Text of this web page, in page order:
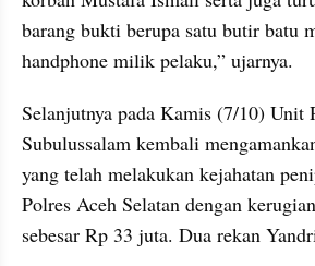
barang bukti berupa satu butir batu
handphone milik pelaku,” ujarnya.
Selanjutnya pada Kamis (7/10) Unit
Subulussalam kembali
yang telah melakukan kejahatan
Polres Aceh Selatan dengan
sebesar Rp 33 juta. Dua rekan